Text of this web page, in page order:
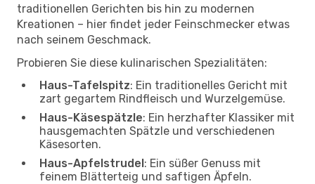
traditionellen Gerichten bis hin zu modernen
Kreationen – hier findet jeder Feinschmecker etwas
nach seinem Geschmack.
Probieren Sie diese kulinarischen Spezialitäten:
Haus-Tafelspitz: Ein traditionelles Gericht mit
zart gegartem Rindfleisch und Wurzelgemüse.
Haus-Käsespätzle: Ein herzhafter Klassiker mit
hausgemachten Spätzle und verschiedenen
Käsesorten.
Haus-Apfelstrudel: Ein süßer Genuss mit
feinem Blätterteig und saftigen Äpfeln.